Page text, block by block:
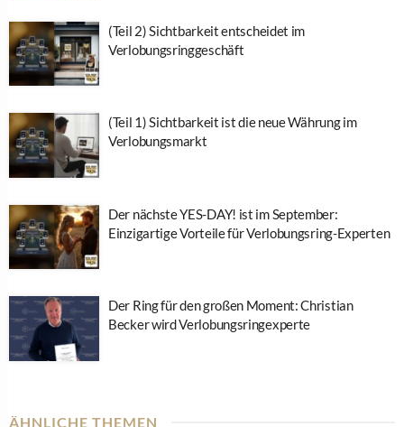
(Teil 2) Sichtbarkeit entscheidet im
Verlobungsringgeschäft
(Teil 1) Sichtbarkeit ist die neue Währung im
Verlobungsmarkt
Der nächste YES-DAY! ist im September:
Einzigartige Vorteile für Verlobungsring-Experten
Der Ring für den großen Moment: Christian
Becker wird Verlobungsringexperte
ÄHNLICHE THEMEN